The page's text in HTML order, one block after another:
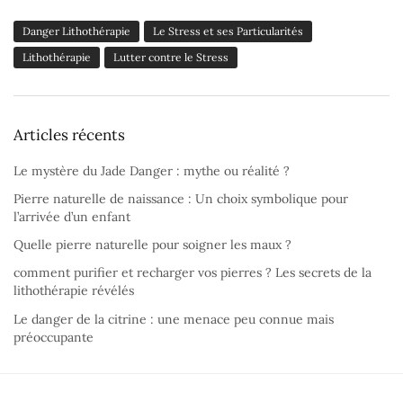
Danger Lithothérapie
Le Stress et ses Particularités
Lithothérapie
Lutter contre le Stress
Articles récents
Le mystère du Jade Danger : mythe ou réalité ?
Pierre naturelle de naissance : Un choix symbolique pour
l’arrivée d’un enfant
Quelle pierre naturelle pour soigner les maux ?
comment purifier et recharger vos pierres ? Les secrets de la
lithothérapie révélés
Le danger de la citrine : une menace peu connue mais
préoccupante